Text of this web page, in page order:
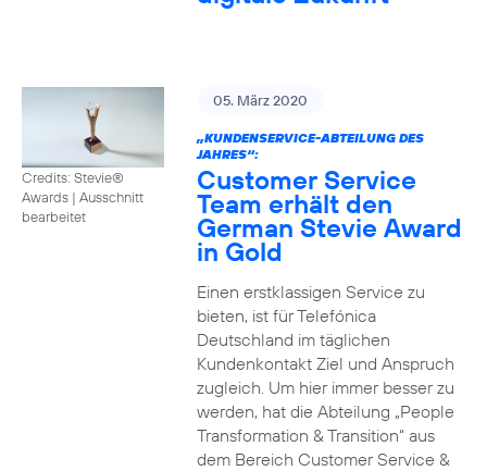
Credits: Stevie®
Awards | Ausschnitt
bearbeitet
05. März 2020
„KUNDENSERVICE-ABTEILUNG DES
JAHRES“:
Customer Service
Team erhält den
German Stevie Award
in Gold
Einen erstklassigen Service zu
bieten, ist für Telefónica
Deutschland im täglichen
Kundenkontakt Ziel und Anspruch
zugleich. Um hier immer besser zu
werden, hat die Abteilung „People
Transformation & Transition“ aus
dem Bereich Customer Service &